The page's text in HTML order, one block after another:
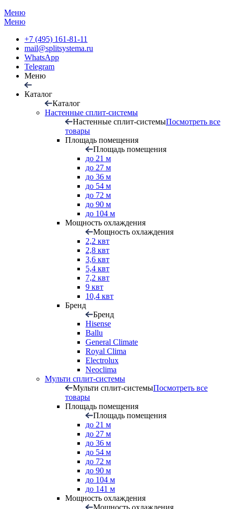
Меню
Меню
+7 (495) 161-81-11
mail@splitsystema.ru
WhatsApp
Telegram
Меню
Каталог
Каталог
Настенные сплит-системы
Настенные сплит-системыПосмотреть все
товары
Площадь помещения
Площадь помещения
до 21 м
до 27 м
до 36 м
до 54 м
до 72 м
до 90 м
до 104 м
Мощность охлаждения
Мощность охлаждения
2,2 квт
2,8 квт
3,6 квт
5,4 квт
7,2 квт
9 квт
10,4 квт
Бренд
Бренд
Hisense
Ballu
General Climate
Royal Clima
Electrolux
Neoclima
Мульти сплит-системы
Мульти сплит-системыПосмотреть все
товары
Площадь помещения
Площадь помещения
до 21 м
до 27 м
до 36 м
до 54 м
до 72 м
до 90 м
до 104 м
до 141 м
Мощность охлаждения
Мощность охлаждения